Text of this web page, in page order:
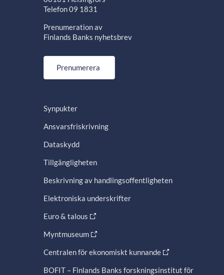
Telefon 09 1831
Prenumeration av
Finlands Banks nyhetsbrev
Prenumerera
Synpukter
Ansvarsfriskrivning
Dataskydd
Tillgängligheten
Beskrivning av handlingsoffentligheten
Elektroniska underskrifter
Euro & talous
Myntmuseum
Centralen för ekonomiskt kunnande
BOFIT – Finlands Banks forskningsinstitut för